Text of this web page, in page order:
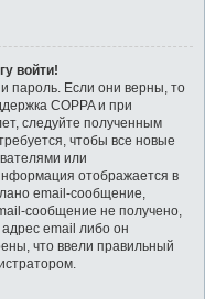
войти!
пароль. Если они верны, то
COPPA и при
следуйте полученным
чтобы все новые
или
отображается в
email-сообщение,
сообщение не получено,
email либо он
что ввели правильный